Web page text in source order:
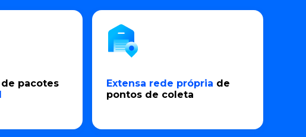
pacotes
Extensa rede própria de
pontos de coleta